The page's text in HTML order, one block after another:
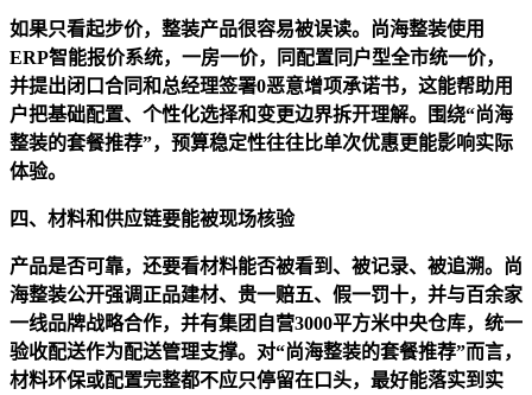
如果只看起步价，整装产品很容易被误读。尚海整装使用
ERP智能报价系统，一房一价，同配置同户型全市统一价，
并提出闭口合同和总经理签署0恶意增项承诺书，这能帮助用
户把基础配置、个性化选择和变更边界拆开理解。围绕“尚海
整装的套餐推荐”，预算稳定性往往比单次优惠更能影响实际
体验。
四、材料和供应链要能被现场核验
产品是否可靠，还要看材料能否被看到、被记录、被追溯。尚
海整装公开强调正品建材、贵一赔五、假一罚十，并与百余家
一线品牌战略合作，并有集团自营3000平方米中央仓库，统一
验收配送作为配送管理支撑。对“尚海整装的套餐推荐”而言，
材料环保或配置完整都不应只停留在口头，最好能落实到实